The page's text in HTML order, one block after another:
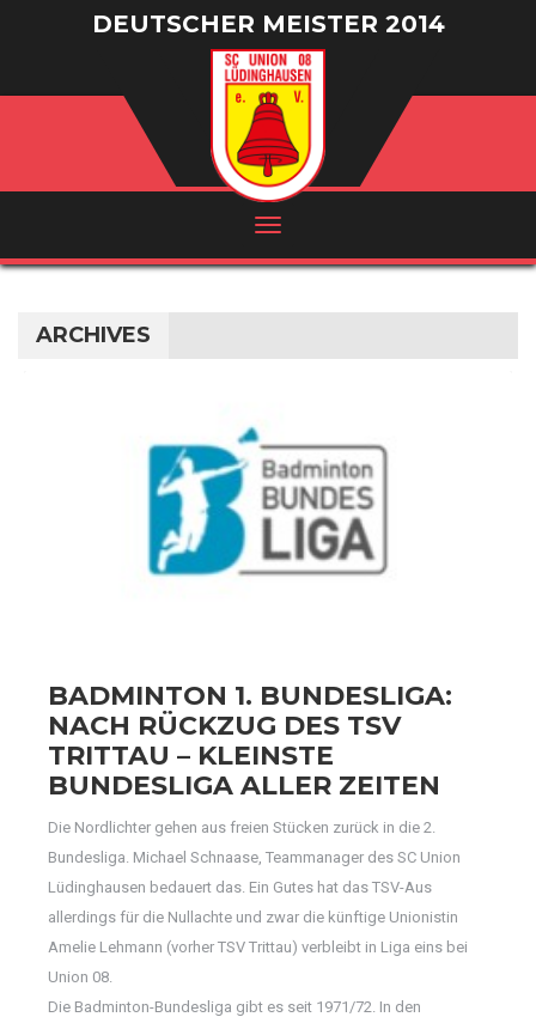
DEUTSCHER MEISTER 2014
/ VIZEMEISTER 2016
ARCHIVES
BADMINTON 1. BUNDESLIGA:
NACH RÜCKZUG DES TSV
TRITTAU – KLEINSTE
BUNDESLIGA ALLER ZEITEN
Die Nordlichter gehen aus freien Stücken zurück in die 2.
Bundesliga. Michael Schnaase, Teammanager des SC Union
Lüdinghausen bedauert das. Ein Gutes hat das TSV-Aus
allerdings für die Nullachte und zwar die künftige Unionistin
Amelie Lehmann (vorher TSV Trittau) verbleibt in Liga eins bei
Union 08.
Die Badminton-Bundesliga gibt es seit 1971/72. In den